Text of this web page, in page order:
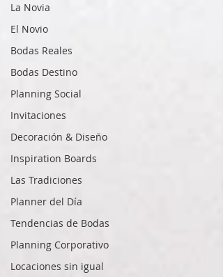
La Novia
El Novio
Bodas Reales
Bodas Destino
Planning Social
Invitaciones
Decoración & Diseño
Inspiration Boards
Las Tradiciones
Planner del Día
Tendencias de Bodas
Planning Corporativo
Locaciones sin igual